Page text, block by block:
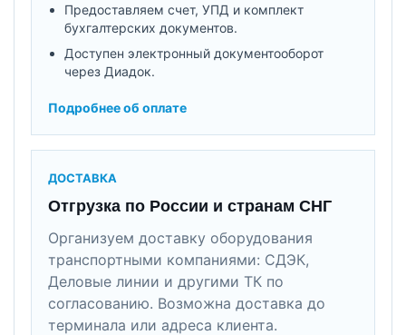
Предоставляем счет, УПД и комплект
бухгалтерских документов.
Доступен электронный документооборот
через Диадок.
Подробнее об оплате
ДОСТАВКА
Отгрузка по России и странам СНГ
Организуем доставку оборудования
транспортными компаниями: СДЭК,
Деловые линии и другими ТК по
согласованию. Возможна доставка до
терминала или адреса клиента.